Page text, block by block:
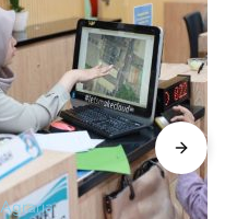
Agraria